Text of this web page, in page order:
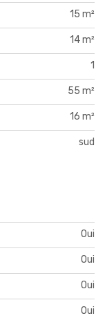
15 m²
14 m²
1
55 m²
16 m²
sud
Oui
Oui
Oui
Oui